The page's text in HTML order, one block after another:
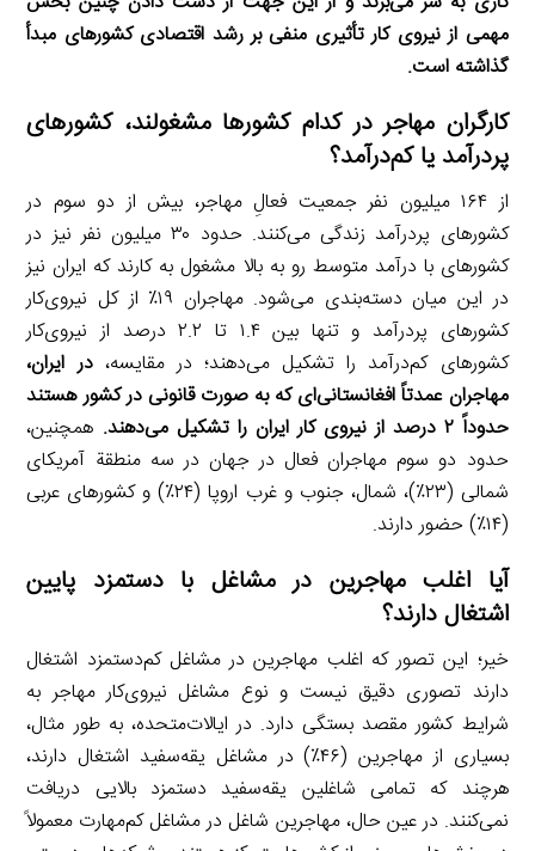
مهمی از نیروی کار تأثیری منفی بر رشد اقتصادی کشورهای مبدأ
گذاشته است.
کارگران مهاجر در کدام کشورها مشغولند، کشورهای
پردرآمد یا کم‌درآمد؟
از ۱۶۴ میلیون نفر جمعیت فعالِ مهاجر، بیش از دو سوم در
کشورهای پردرآمد زندگی می‌کنند. حدود ۳۰ میلیون نفر نیز در
کشورهای با درآمد متوسط رو به بالا مشغول به کارند که ایران نیز
در این میان دسته‌بندی می‌شود. مهاجران ۱۹٪ از کل نیروی‌کار
کشورهای پردرآمد و تنها بین ۱.۴ تا ۲.۲ درصد از نیروی‌کار
کشورهای کم‌درآمد را تشکیل می‌دهند؛ در مقایسه،در ایران،
مهاجران عمدتاً افغانستانی‌ای که به صورت قانونی در کشور هستند
حدوداً ۲ درصد از نیروی کار ایران را تشکیل می‌دهند.
همچنین،
حدود دو سوم مهاجران فعال در جهان در سه منطقة آمریکای
شمالی (۲۳٪)، شمال، جنوب و غرب اروپا (۲۴٪) و کشورهای عربی
(۱۴٪) حضور دارند.
آیا اغلب مهاجرین در مشاغل با دستمزد پایین
اشتغال دارند؟
خیر؛ این تصور که اغلب مهاجرین در مشاغل کم‌دستمزد اشتغال
دارند تصوری دقیق نیست و نوع مشاغل نیروی‌کار مهاجر به
شرایط کشور مقصد بستگی دارد. در ایالات‌متحده، به طور مثال،
بسیاری از مهاجرین (۴۶٪) در مشاغل یقه‌سفید اشتغال دارند،
هرچند که تمامی شاغلین یقه‌سفید دستمزد بالایی دریافت
نمی‌کنند. در عین حال، مهاجرین شاغل در مشاغل کم‌مهارت معمولاً